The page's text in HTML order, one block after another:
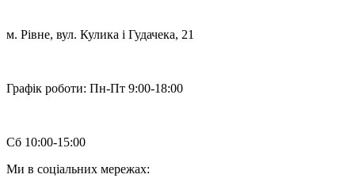
м. Рівне, вул. Кулика і Гудачека, 21
Графік роботи: Пн-Пт 9:00-18:00
Сб 10:00-15:00
Ми в соціальних мережах: